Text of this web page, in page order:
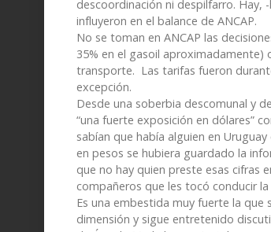
descoordinación ni despilfarro. Hay,
influyeron en el balance de ANCAP.
No se toman en ANCAP las
35% en el gasoil aproximadamente)
transporte. Las tarifas fueron
excepción.
Desde una soberbia descomunal y
“una fuerte exposición en dólares”
sabían que había alguien en
en pesos se hubiera guardado la
que no hay quien preste esas cifras
compañeros que les tocó conducir la
Es una embestida muy fuerte la que
dimensión y sigue entretenido